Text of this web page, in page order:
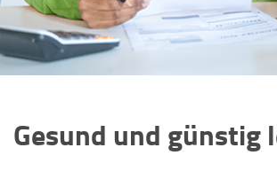
Gesund und günstig